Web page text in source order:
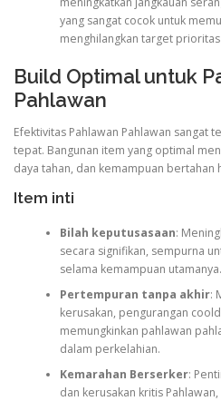
yang sangat cocok untuk
menghilangkan target
Build Optimal untuk
Pahlawan
Efektivitas Pahlawan Pahlawan sangat
tepat. Bangunan item yang optimal
daya tahan, dan kemampuan bertahan
Item inti
Bilah keputusasaan:
secara signifikan, sempurna
selama kemampuan utamanya.
Pertempuran tanpa akhir:
kerusakan, pengurangan
memungkinkan pahlawan
dalam perkelahian.
Kemarahan Berserker:
dan kerusakan kritis